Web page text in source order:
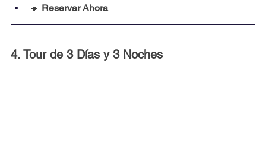
🔹 Reservar Ahora
4. Tour de 3 Días y 3 Noches